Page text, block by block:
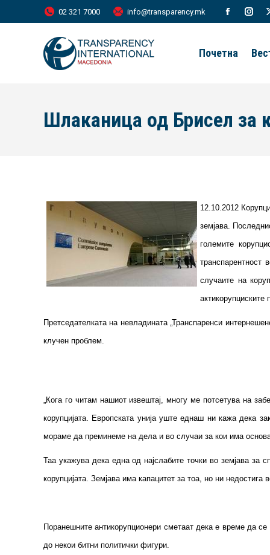
02 321 7000 info@transparency.mk
Facebook
window
Почетна
Шлаканица од Брисел за
12.10.2012
земјава.
големите
транспарентност
случаите на
актикорупциските
Претседателката на невладината „Транспаренси
клучен проблем.
„Кога го читам нашиот извештај, многу ме потсетува на
корупцијата. Европската унија уште еднаш ни кажа дека
мораме да преминеме на дела и во случаи за кои има
Таа укажува дека една од најслабите точки во земјава за
корупцијата. Земјава има капацитет за тоа, но ни
Поранешните антикорупционери сметаат дека е време да
до некои битни политички фигури.